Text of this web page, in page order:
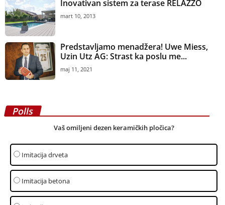
Imitacija drveta
Imitacija betona
Imitacija mermera
Pogledaj rezultate
Prijava za newsletter
Email